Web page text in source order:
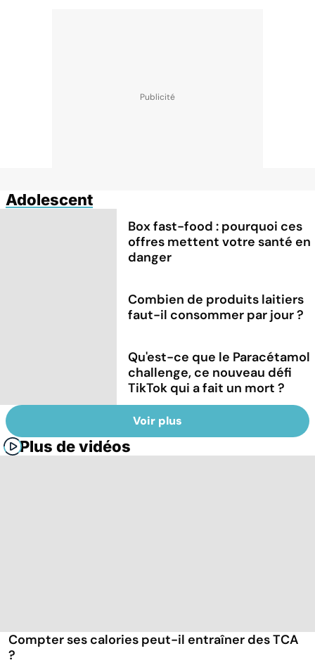
Adolescent
Box fast-food : pourquoi ces
offres mettent votre santé en
danger
Combien de produits laitiers
faut-il consommer par jour ?
Qu'est-ce que le Paracétamol
challenge, ce nouveau défi
TikTok qui a fait un mort ?
Voir plus
Plus de vidéos
Compter ses calories peut-il entraîner des TCA
?